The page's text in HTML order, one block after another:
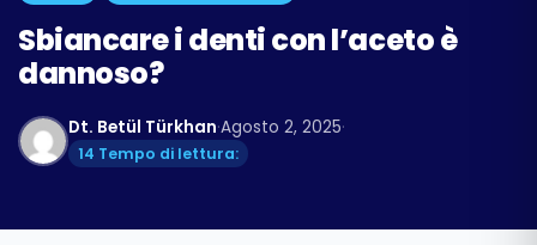
Français
Sbiancare i denti con l’aceto è
dannoso?
Dt. Betül Türkhan·Agosto 2, 2025·
14 Tempo di lettura: